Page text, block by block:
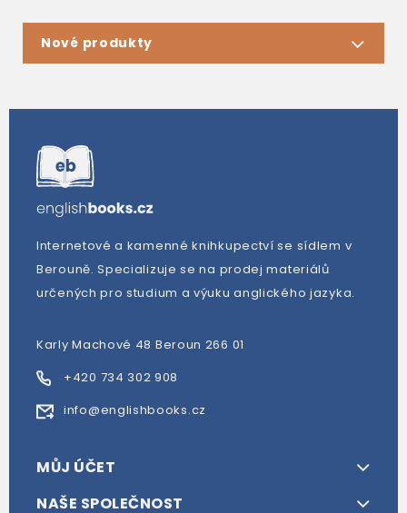
Nové produkty
Internetové a kamenné knihkupectví se sídlem v
Berouně. Specializuje se na prodej materiálů
určených pro studium a výuku anglického jazyka.
Karly Machové 48 Beroun 266 01
+420 734 302 908
info@englishbooks.cz
MŮJ ÚČET
NAŠE SPOLEČNOST